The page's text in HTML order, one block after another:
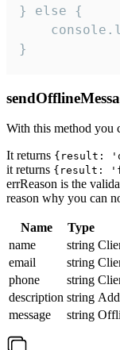
} else {
}
With this method you
It returns {result:
it returns {result:
errReason is the
reason why you can
Name Type
name
string
email
string
phone
string
description string
message
string